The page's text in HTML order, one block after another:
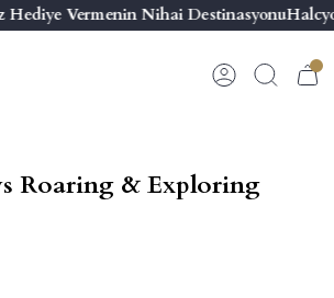
Hediye Vermenin Nihai Destinasyonu
Geri Dön
Geri Dön
Geri Dön
Menteşeli Bilezik
Geri Dön
Roaring & Exploring